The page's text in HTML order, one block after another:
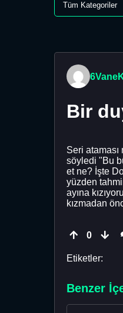
Bir
Seri ataması
söyledi "Bu
et ne? İşte
yüzden
ayına
kızmadan
0
Etiketler:
Benzer